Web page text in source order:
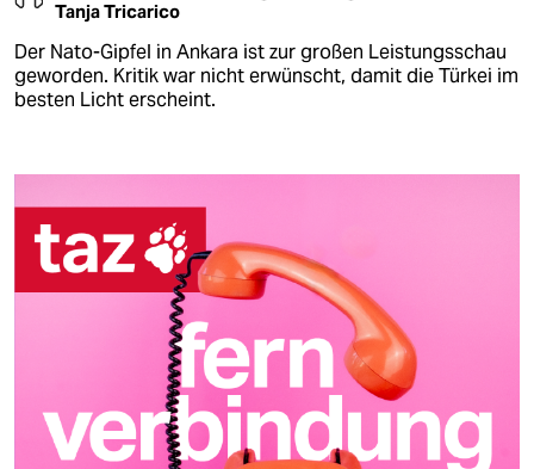
Tanja Tricarico
Der Nato-Gipfel in Ankara ist zur großen Leistungsschau
geworden. Kritik war nicht erwünscht, damit die Türkei im
besten Licht erscheint.